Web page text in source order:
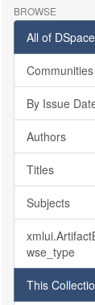
BROWSE
All of DSpace
By Issue
Authors
Titles
Subjects
wse_type
This